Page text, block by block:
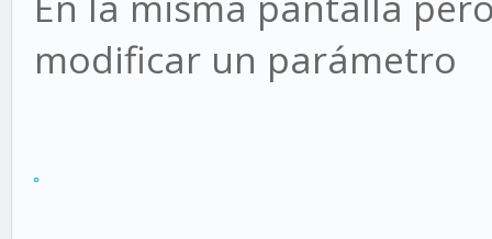
modificar un parámetro